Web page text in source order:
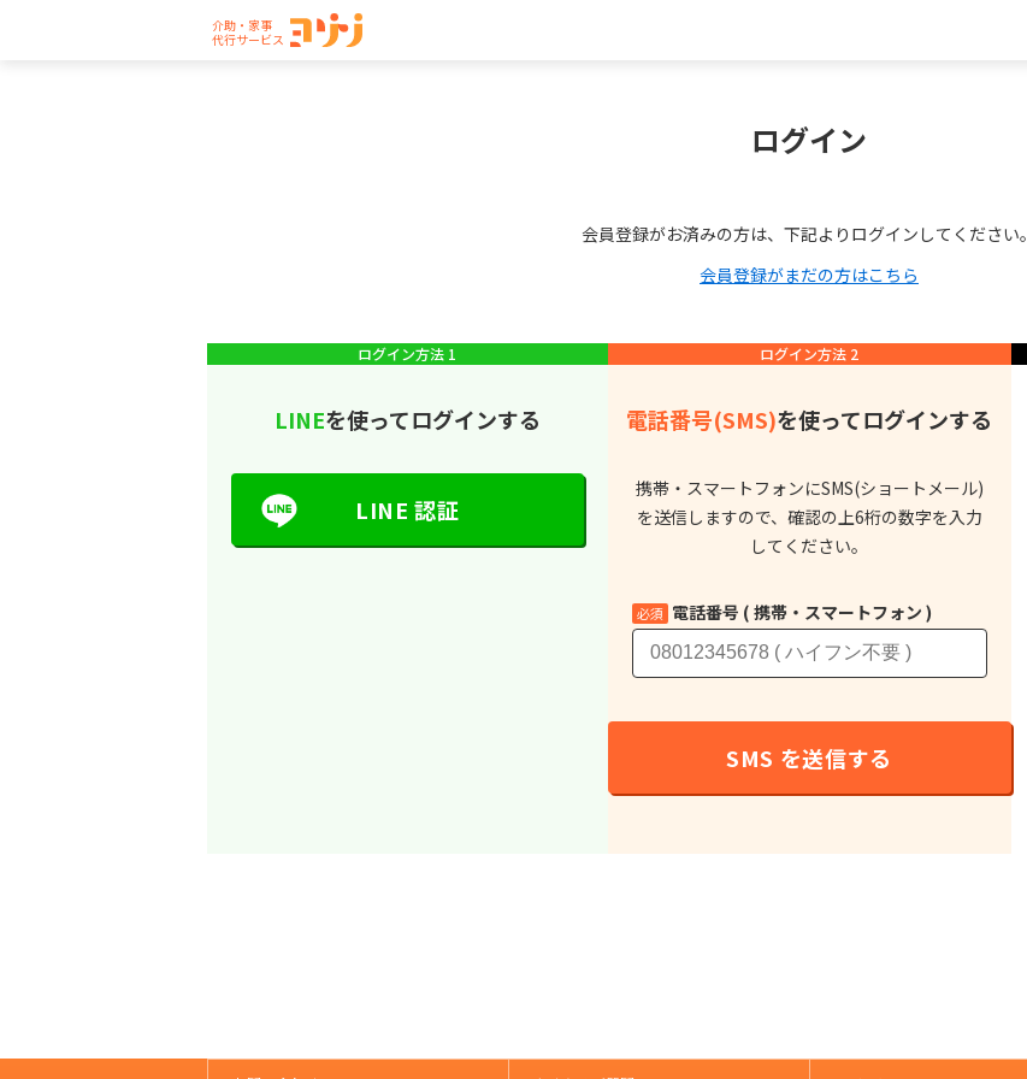
介助・家事
代行サービス
ログイン
会員登録がお済みの方は、下記よりログインしてください。
会員登録がまだの方はこちら
ログイン方法 1
LINEを使ってログインする
LINE 認証
ログイン方法 2
電話番号(SMS)を使ってログインする
携帯・スマートフォンにSMS(ショートメール)
を送信しますので、確認の上6桁の数字を入力
してください。
必須 電話番号 ( 携帯・スマートフォン )
SMS を送信する